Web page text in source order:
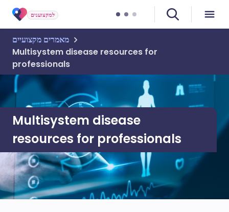
למקצוענים
מאמרים מקצועיים
Multisystem disease resources for
professionals
Multisystem disease
resources for professionals